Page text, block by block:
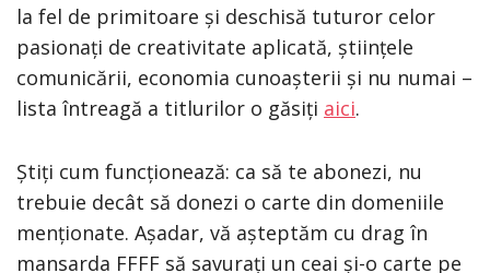
la fel de primitoare și deschisă tuturor celor
pasionați de creativitate aplicată, științele
comunicării, economia cunoașterii și nu numai –
lista întreagă a titlurilor o găsiți aici.
Știți cum funcționează: ca să te abonezi, nu
trebuie decât să donezi o carte din domeniile
menționate. Așadar, vă așteptăm cu drag în
mansarda FFFF să savurați un ceai și-o carte pe